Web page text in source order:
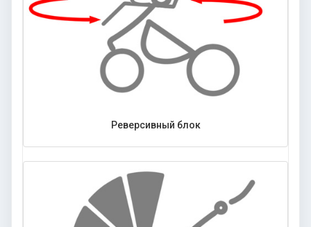
Реверсивный блок